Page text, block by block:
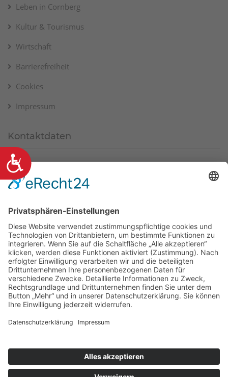
Barrierefreiheit
Leben in Cornberg
Kultur & Tourismus
Wirtschaft
Barrierefreiheit
Cookies
Impressum
Kontaktdaten
Am Markt 8, 36219 Cornberg
(+49) 5650 9697-0
www.cornberg.de